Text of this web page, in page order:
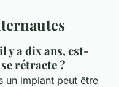
y a dix ans, est-
rétracte ?
un implant peut être